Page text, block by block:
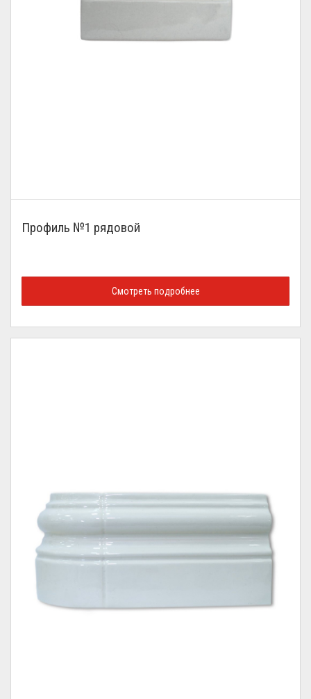
Профиль №1 рядовой
Смотреть подробнее